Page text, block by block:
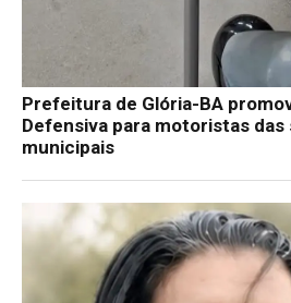
Prefeitura de Glória-BA
Defensiva para motoristas
municipais